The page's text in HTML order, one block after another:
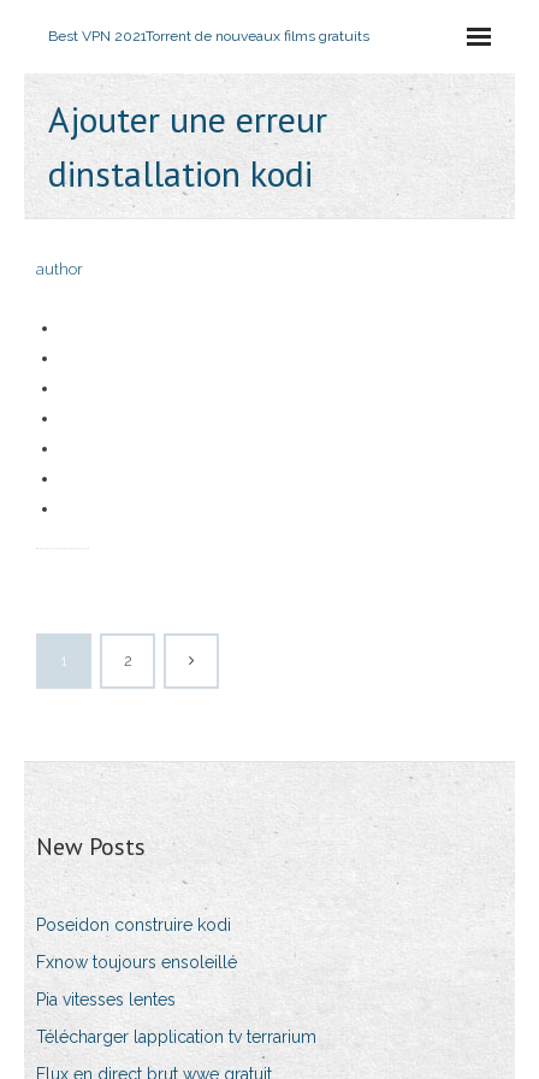
Best VPN 2021Torrent de nouveaux films gratuits
Ajouter une erreur
dinstallation kodi
author
1 2
New Posts
Poseidon construire kodi
Fxnow toujours ensoleillé
Pia vitesses lentes
Télécharger lapplication tv terrarium
Flux en direct brut wwe gratuit